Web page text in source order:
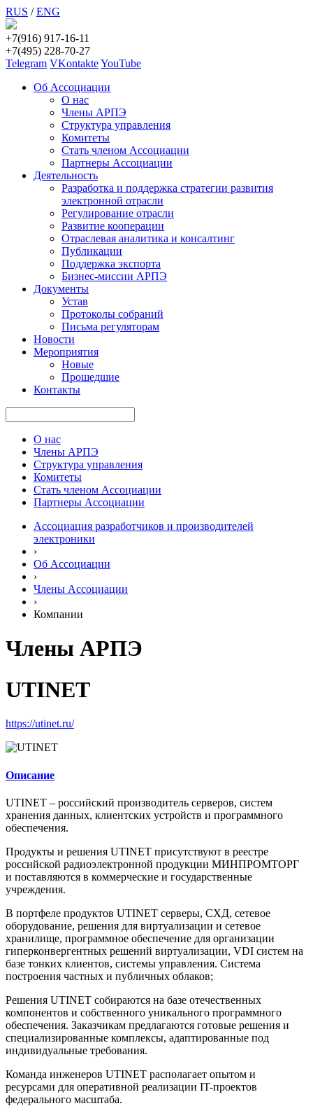
RUS /ENG
+7(916) 917-16-11
+7(495) 228-70-27
Telegram VKontakteYouTube
Об Ассоциации
О нас
Члены АРПЭ
Структура управления
Комитеты
Стать членом Ассоциации
Партнеры Ассоциации
Деятельность
Разработка и поддержка стратегии развития
электронной отрасли
Регулирование отрасли
Развитие кооперации
Отраслевая аналитика и консалтинг
Публикации
Поддержка экспорта
Бизнес-миссии АРПЭ
Документы
Устав
Протоколы собраний
Письма регуляторам
Новости
Мероприятия
Новые
Прошедшие
Контакты
О нас
Члены АРПЭ
Структура управления
Комитеты
Стать членом Ассоциации
Партнеры Ассоциации
Ассоциация разработчиков и производителей
электроники
›
Об Ассоциации
›
Члены Ассоциации
›
Компании
Члены АРПЭ
UTINET
https://utinet.ru/
Описание
UTINET – российский производитель серверов, систем
хранения данных, клиентских устройств и программного
обеспечения.
Продукты и решения UTINET присутствуют в реестре
российской радиоэлектронной продукции МИНПРОМТОРГ
и поставляются в коммерческие и государственные
учреждения.
В портфеле продуктов UTINET серверы, СХД, сетевое
оборудование, решения для виртуализации и сетевое
хранилище, программное обеспечение для организации
гиперконвергентных решений виртуализации, VDI систем на
базе тонких клиентов, системы управления. Система
построения частных и публичных облаков;
Решения UTINET собираются на базе отечественных
компонентов и собственного уникального программного
обеспечения. Заказчикам предлагаются готовые решения и
специализированные комплексы, адаптированные под
индивидуальные требования.
Команда инженеров UTINET располагает опытом и
ресурсами для оперативной реализации IT-проектов
федерального масштаба.